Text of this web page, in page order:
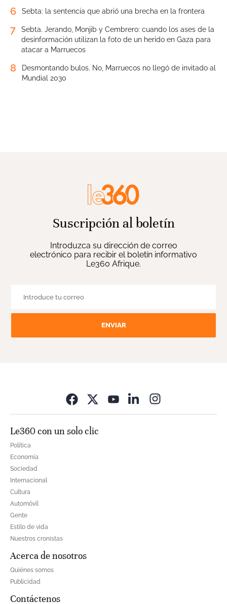
6 Sebta: la sentencia que abrió una brecha en la frontera
7
Sebta. Jerando, Monjib y Cembrero: cuando los ases de la
desinformación utilizan la foto de un herido en Gaza para
atacar a Marruecos
8
Desmontando bulos. No, Marruecos no llegó de invitado al
Mundial 2030
Suscripción al boletín
Introduzca su dirección de correo
electrónico para recibir el boletín informativo
Le360 Afrique.
ENVIAR
Le360 con un solo clic
Política
Economía
Sociedad
Internacional
Cultura
Automóvil
Gente
Estilo de vida
Nuestros cronistas
Acerca de nosotros
Quiénes somos
Publicidad
Contáctenos